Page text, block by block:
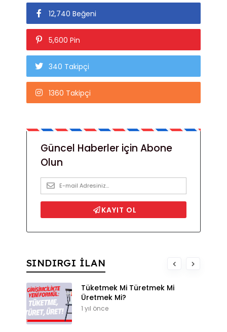
12,740 Beğeni
5,600 Pin
340 Takipçi
1360 Takipçi
SINDIRGI İLAN
Tüketmek Mi Türetmek Mi
Üretmek Mi?
1 yıl önce